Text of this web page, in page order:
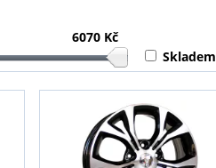
6070 Kč
Skladem